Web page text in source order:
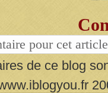
pour cet article
de ce blog